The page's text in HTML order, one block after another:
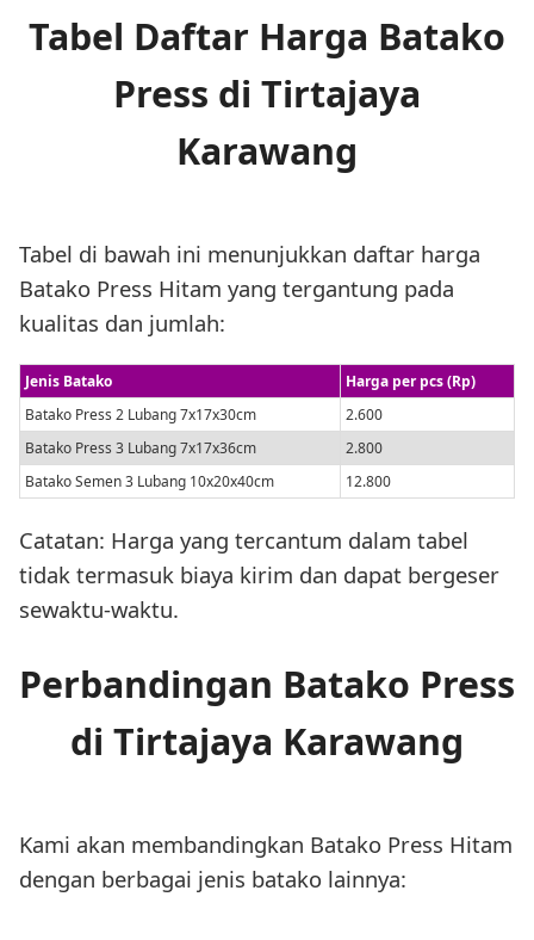
Tabel Daftar Harga Batako
Press di Tirtajaya
Karawang
Tabel di bawah ini menunjukkan daftar harga
Batako Press Hitam yang tergantung pada
kualitas dan jumlah:
Jenis Batako
Harga per pcs (Rp)
Batako Press 2 Lubang 7x17x30cm
2.600
Batako Press 3 Lubang 7x17x36cm
2.800
Batako Semen 3 Lubang 10x20x40cm
12.800
Catatan: Harga yang tercantum dalam tabel
tidak termasuk biaya kirim dan dapat bergeser
sewaktu-waktu.
Perbandingan Batako Press
di Tirtajaya Karawang
Kami akan membandingkan Batako Press Hitam
dengan berbagai jenis batako lainnya: